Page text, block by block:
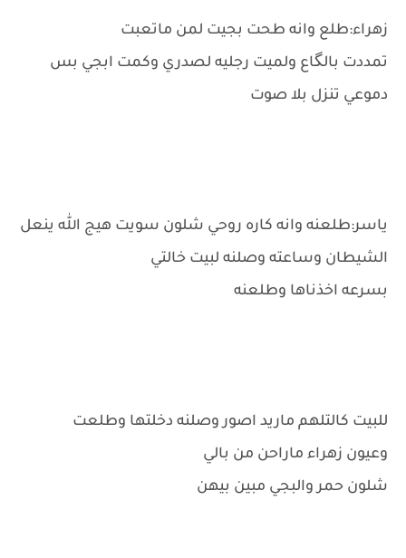
زهراء:طلع وانه طحت بجيت لمن ماتعبت
تمددت بالگاع ولميت رجليه لصدري وكمت ابجي بس
دموعي تنزل بلا صوت
ياسر:طلعنه وانه كاره روحي شلون سويت هيج الله ينعل
الشيطان وساعته وصلنه لبيت خالتي
بسرعه اخذناها وطلعنه
للبيت كالتلهم ماريد اصور وصلنه دخلتها وطلعت
وعيون زهراء ماراحن من بالي
شلون حمر والبجي مبين بيهن